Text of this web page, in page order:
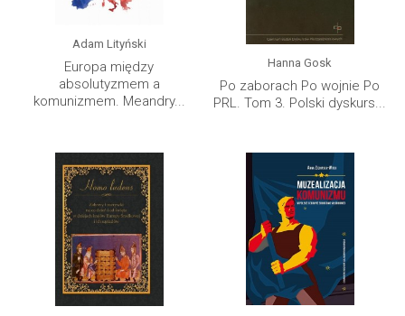
Adam Lityński
Europa między
absolutyzmem a
komunizmem. Meandry...
Hanna Gosk
Po zaborach Po wojnie Po
PRL. Tom 3. Polski dyskurs...